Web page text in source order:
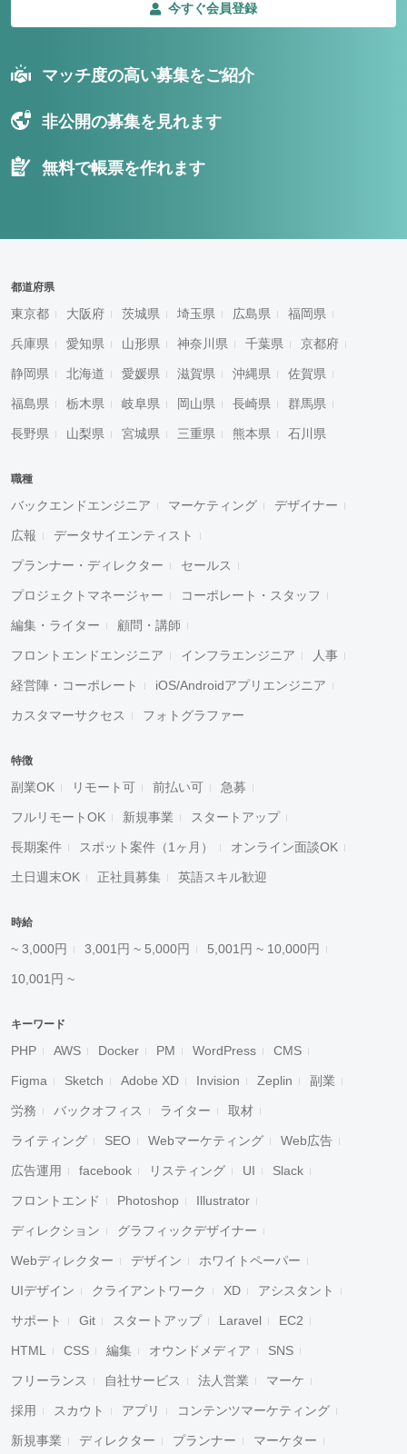
今すぐ会員登録
マッチ度の高い募集をご紹介
非公開の募集を見れます
無料で帳票を作れます
都道府県
東京都 大阪府 茨城県 埼玉県 広島県 福岡県
兵庫県 愛知県 山形県 神奈川県 千葉県 京都府
静岡県 北海道 愛媛県 滋賀県 沖縄県 佐賀県
福島県 栃木県 岐阜県 岡山県 長崎県 群馬県
長野県 山梨県 宮城県 三重県 熊本県 石川県
職種
バックエンドエンジニア マーケティング デザイナー
広報 データサイエンティスト
プランナー・ディレクター セールス
プロジェクトマネージャー コーポレート・スタッフ
編集・ライター 顧問・講師
フロントエンドエンジニア インフラエンジニア 人事
経営陣・コーポレート iOS/Androidアプリエンジニア
カスタマーサクセス フォトグラファー
特徴
副業OK リモート可 前払い可 急募
フルリモートOK 新規事業 スタートアップ
長期案件 スポット案件（1ヶ月） オンライン面談OK
土日週末OK 正社員募集 英語スキル歓迎
時給
~ 3,000円 3,001円 ~ 5,000円 5,001円 ~ 10,000円
10,001円 ~
キーワード
PHP AWS Docker PM WordPress CMS
Figma Sketch Adobe XD Invision Zeplin 副業
労務 バックオフィス ライター 取材
ライティング SEO Webマーケティング Web広告
広告運用 facebook リスティング UI Slack
フロントエンド Photoshop Illustrator
ディレクション グラフィックデザイナー
Webディレクター デザイン ホワイトペーパー
UIデザイン クライアントワーク XD アシスタント
サポート Git スタートアップ Laravel EC2
HTML CSS 編集 オウンドメディア SNS
フリーランス 自社サービス 法人営業 マーケ
採用 スカウト アプリ コンテンツマーケティング
新規事業 ディレクター プランナー マーケター